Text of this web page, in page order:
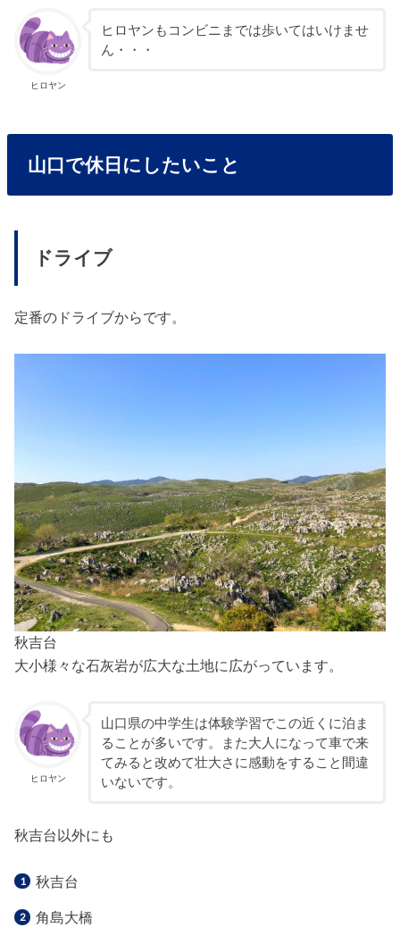
ヒロヤン
ヒロヤンもコンビニまでは歩いてはいけませ
ん・・・
山口で休日にしたいこと
ドライブ
定番のドライブからです。
秋吉台
大小様々な石灰岩が広大な土地に広がっています。
ヒロヤン
山口県の中学生は体験学習でこの近くに泊ま
ることが多いです。また大人になって車で来
てみると改めて壮大さに感動をすること間違
いないです。
秋吉台以外にも
秋吉台
角島大橋